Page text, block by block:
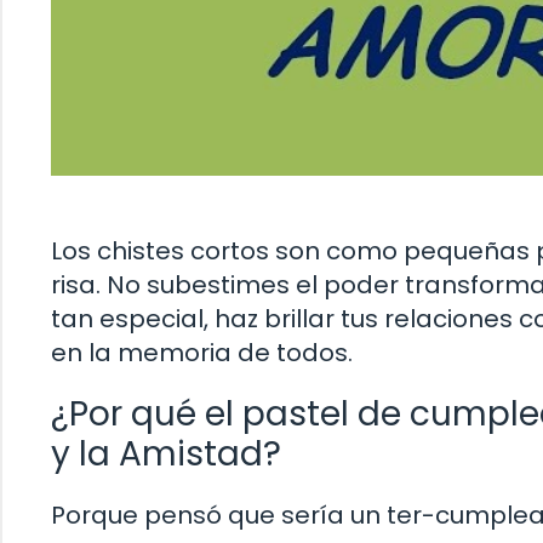
Los chistes cortos son como
risa. No subestimes el poder
tan especial, haz brillar tus relaciones
en la memoria de todos.
¿Por qué el pastel de
y la Amistad?
Porque pensó que sería un ter-